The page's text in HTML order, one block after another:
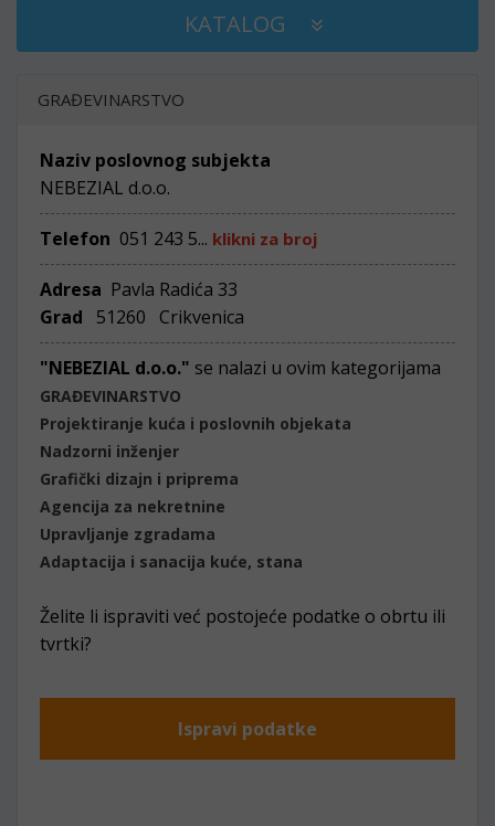
KATALOG
GRAĐEVINARSTVO
Naziv poslovnog subjekta
NEBEZIAL d.o.o.
Telefon 051 243 5... klikni za broj
Adresa Pavla Radića 33
Grad
51260 Crikvenica
"NEBEZIAL d.o.o." se nalazi u ovim kategorijama
GRAĐEVINARSTVO
Projektiranje kuća i poslovnih objekata
Nadzorni inženjer
Grafički dizajn i priprema
Agencija za nekretnine
Upravljanje zgradama
Adaptacija i sanacija kuće, stana
Želite li ispraviti već postojeće podatke o obrtu ili
tvrtki?
Ispravi podatke